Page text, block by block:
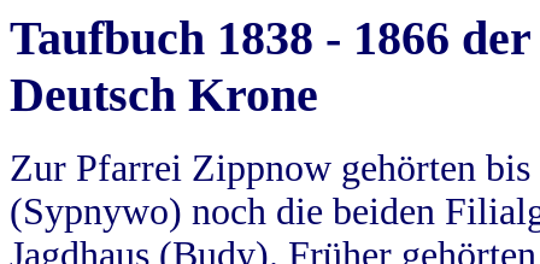
Taufbuch 1838 - 1866
Deutsch Krone
Zur Pfarrei Zippnow gehörten
(Sypnywo) noch die beiden
Jagdhaus (Budy). Früher